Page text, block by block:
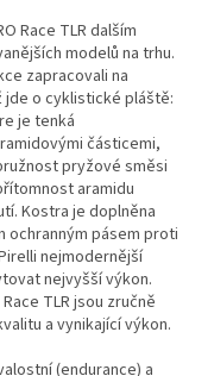
Race TLR dalším
modelů na trhu.
zapracovali na
o cyklistické pláště:
je tenká
částicemi,
pryžové směsi
aramidu
Kostra je doplněna
ochranným pásem proti
nejmodernější
nejvyšší výkon.
TLR jsou zručně
a vynikající výkon.
(endurance) a